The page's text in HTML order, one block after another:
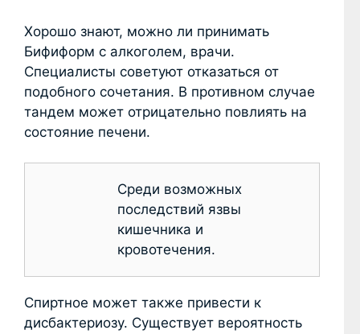
Хорошо знают, можно ли принимать
Бифиформ с алкоголем, врачи.
Специалисты советуют отказаться от
подобного сочетания. В противном случае
тандем может отрицательно повлиять на
состояние печени.
Среди возможных
последствий язвы
кишечника и
кровотечения.
Спиртное может также привести к
дисбактериозу. Существует вероятность